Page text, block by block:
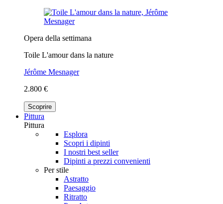
Opera della settimana
Toile L'amour dans la nature
Jérôme Mesnager
2.800 €
Scoprire
Pittura
Pittura
Esplora
Scopri i dipinti
I nostri best seller
Dipinti a prezzi convenienti
Per stile
Astratto
Paesaggio
Ritratto